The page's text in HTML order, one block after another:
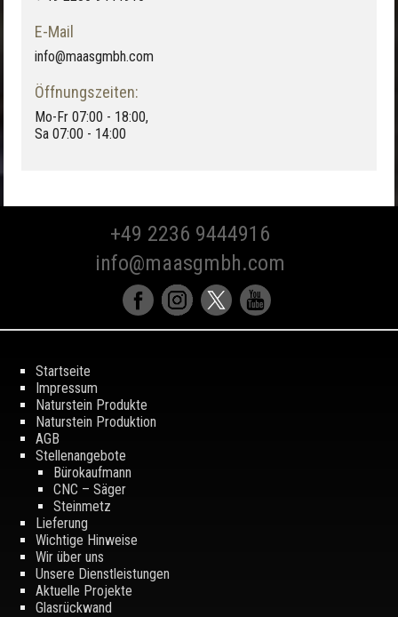
E-Mail
info@maasgmbh.com
Öffnungszeiten:
Mo-Fr 07:00 - 18:00,
Sa 07:00 - 14:00
+49 2236 9444916
info@maasgmbh.com
Startseite
Impressum
Naturstein Produkte
Naturstein Produktion
AGB
Stellenangebote
Bürokaufmann
CNC – Säger
Steinmetz
Lieferung
Wichtige Hinweise
Wir über uns
Unsere Dienstleistungen
Aktuelle Projekte
Glasrückwand